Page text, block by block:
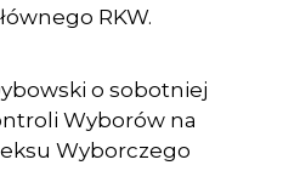
RKW.
o sobotniej
Wyborów na
Wyborczego